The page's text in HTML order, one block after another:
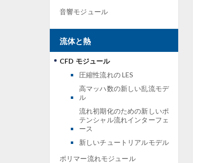
音響モジュール
流体と熱
CFD モジュール
圧縮性流れの LES
高マッハ数の新しい乱流モデ
ル
流れ初期化のための新しいポ
テンシャル流れインターフェ
ース
新しいチュートリアルモデル
ポリマー流れモジュール